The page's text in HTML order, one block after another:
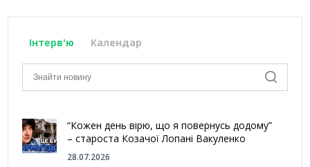
Інтерв'ю Календар
“Кожен день вірю, що я повернусь додому”
– староста Козачої Лопані Вакуленко
28.07.2026